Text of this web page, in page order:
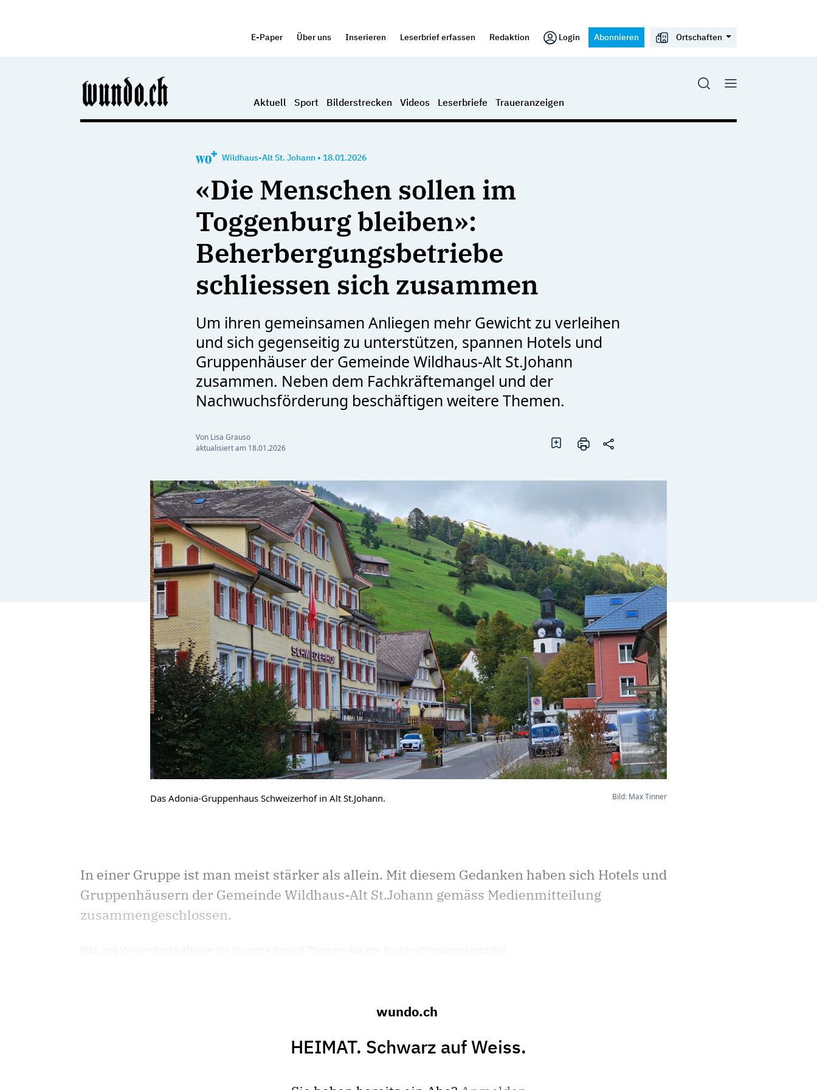
E-Paper Über uns Inserieren Leserbrief erfassen Redaktion Login Abonnieren Ortschaften
Aktuell Sport Bilderstrecken Videos Leserbriefe Traueranzeigen
Wildhaus-Alt St. Johann • 18.01.2026
«Die Menschen sollen im
Toggenburg bleiben»:
Beherbergungsbetriebe
schliessen sich zusammen
Um ihren gemeinsamen Anliegen mehr Gewicht zu verleihen
und sich gegenseitig zu unterstützen, spannen Hotels und
Gruppenhäuser der Gemeinde Wildhaus-Alt St.Johann
zusammen. Neben dem Fachkräftemangel und der
Nachwuchsförderung beschäftigen weitere Themen.
Von Lisa Grauso
aktualisiert am 18.01.2026
Das Adonia-Gruppenhaus Schweizerhof in Alt St.Johann. Bild: Max Tinner
In einer Gruppe ist man meist stärker als allein. Mit diesem Gedanken haben sich Hotels und
Gruppenhäusern der Gemeinde Wildhaus-Alt St.Johann gemäss Medienmitteilung
zusammengeschlossen.
wundo.ch
HEIMAT. Schwarz auf Weiss.